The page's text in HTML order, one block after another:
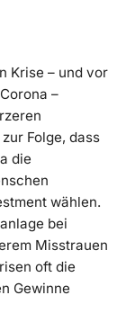
Krise – und vor
–
Folge, dass
die
wählen.
bei
Misstrauen
oft die
Gewinne